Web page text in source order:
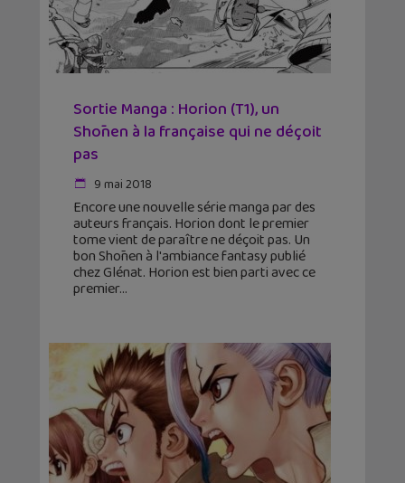
Sortie Manga : Horion (T1), un
Shōnen à la française qui ne déçoit
pas
9 mai 2018
Encore une nouvelle série manga par des
auteurs français. Horion dont le premier
tome vient de paraître ne déçoit pas. Un
bon Shōnen à l'ambiance fantasy publié
chez Glénat. Horion est bien parti avec ce
premier